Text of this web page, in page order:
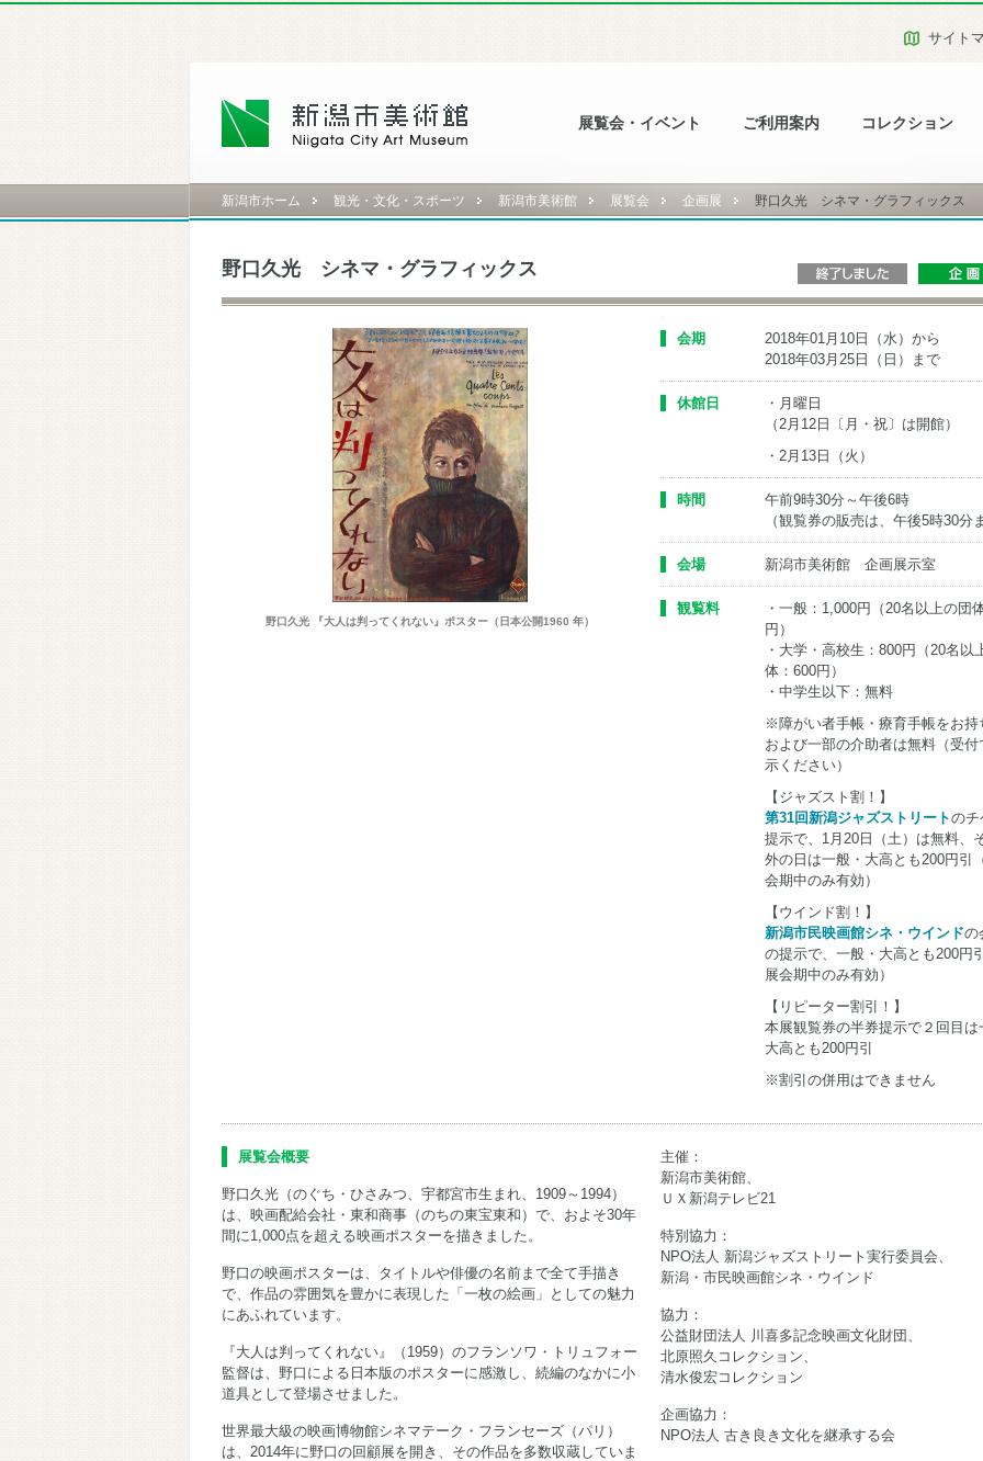
展覧会・イベント ご利用案内 コレクション
サイト
新潟市ホーム 観光・文化・スポーツ 新潟市美術館 展覧会 企画展 野口久光 シネマ・グラフィックス
野口久光 シネマ・グラフィックス
野口久光 『大人は判ってくれない』ポスター（日本公開1960 年）
会期
2018年01月10日（水）から
2018年03月25日（日）まで
休館日
・月曜日
（2月12日〔月・祝〕は開館）
・2月13日（火）
時間
午前9時30分～午後6時
（観覧券の販売は、午後5時30分
会場 新潟市美術館 企画展示室
観覧料
・一般：1,000円（20名以上の団
円）
・大学・高校生：800円（20名以
体：600円）
・中学生以下：無料
※障がい者手帳・療育手帳をお持
および一部の介助者は無料（受付
示ください）
【ジャズスト割！】
第31回新潟ジャズストリートのチ
提示で、1月20日（土）は無料、
外の日は一般・大高とも200円引
会期中のみ有効）
【ウインド割！】
新潟市民映画館シネ・ウインドの
の提示で、一般・大高とも200円
展会期中のみ有効）
【リピーター割引！】
本展観覧券の半券提示で２回目は
大高とも200円引
※割引の併用はできません
展覧会概要
野口久光（のぐち・ひさみつ、宇都宮市生まれ、1909～1994）
は、映画配給会社・東和商事（のちの東宝東和）で、およそ30年
間に1,000点を超える映画ポスターを描きました。
野口の映画ポスターは、タイトルや俳優の名前まで全て手描き
で、作品の雰囲気を豊かに表現した「一枚の絵画」としての魅力
にあふれています。
『大人は判ってくれない』（1959）のフランソワ・トリュフォー
監督は、野口による日本版のポスターに感激し、続編のなかに小
道具として登場させました。
世界最大級の映画博物館シネマテーク・フランセーズ（パリ）
は、2014年に野口の回顧展を開き、その作品を多数収蔵していま
主催：
新潟市美術館、
ＵＸ新潟テレビ21
特別協力：
NPO法人 新潟ジャズストリート実行委員会、
新潟・市民映画館シネ・ウインド
協力：
公益財団法人 川喜多記念映画文化財団、
北原照久コレクション、
清水俊宏コレクション
企画協力：
NPO法人 古き良き文化を継承する会